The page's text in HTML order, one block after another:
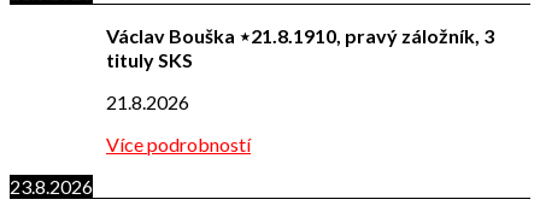
Václav Bouška ⋆21.8.1910, pravý záložník, 3
tituly SKS
21.8.2026
Více podrobností
23.8.2026